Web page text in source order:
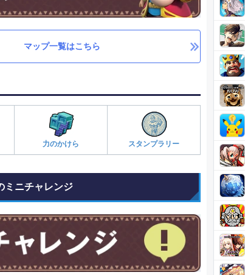
マップ一覧はこちら
力のかけら スタンプラリー
ミニチャレンジ